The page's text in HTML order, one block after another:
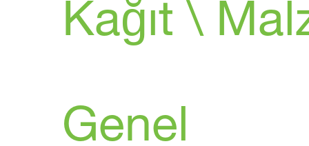
Kağıt \
Genel